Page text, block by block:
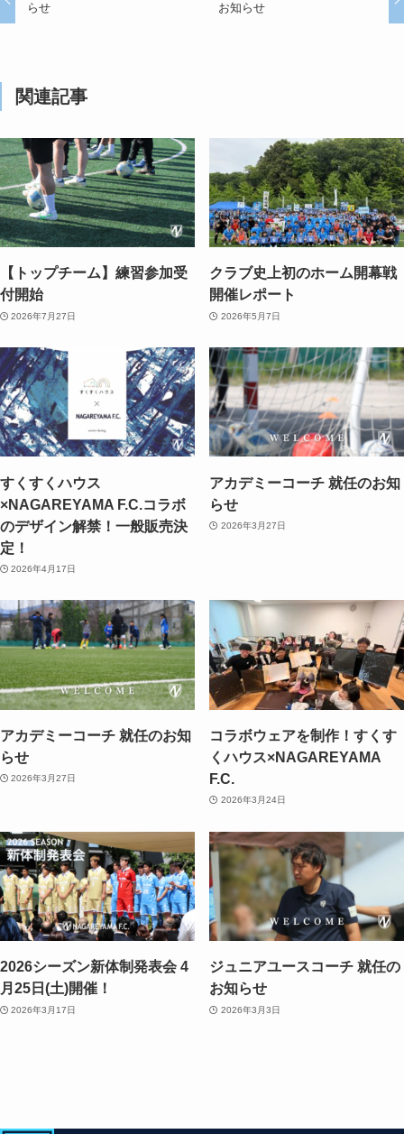
らせ
お知らせ
関連記事
【トップチーム】練習参加受
付開始
2026年7月27日
クラブ史上初のホーム開幕戦
開催レポート
2026年5月7日
すくすくハウス
×NAGAREYAMA F.C.コラボ
のデザイン解禁！一般販売決
定！
2026年4月17日
アカデミーコーチ 就任のお知
らせ
2026年3月27日
アカデミーコーチ 就任のお知
らせ
2026年3月27日
コラボウェアを制作！すくす
くハウス×NAGAREYAMA
F.C.
2026年3月24日
2026シーズン新体制発表会 4
月25日(土)開催！
2026年3月17日
ジュニアユースコーチ 就任の
お知らせ
2026年3月3日